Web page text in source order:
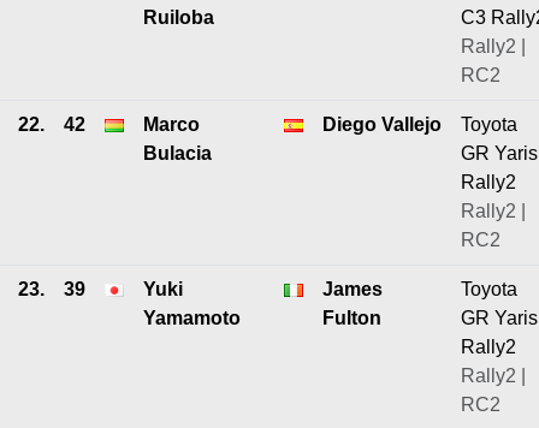
Ruiloba
C3
Rally2 |
RC2
22. 42
Marco
Bulacia
Diego Vallejo
Toyota
GR Yaris
Rally2
Rally2 |
RC2
23. 39
Yuki
Yamamoto
James
Fulton
Toyota
GR Yaris
Rally2
Rally2 |
RC2